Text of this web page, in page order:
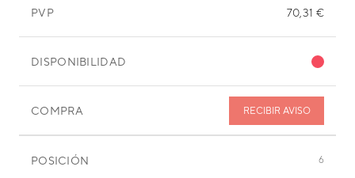
PVP 70,31 €
DISPONIBILIDAD
COMPRA RECIBIR AVISO
POSICIÓN 6